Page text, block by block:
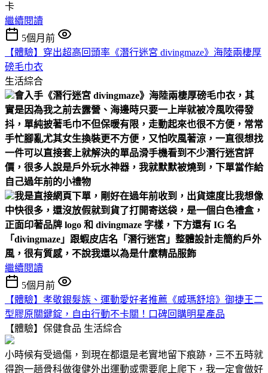
卡
繼續閱讀
5個月前
【體驗】穿出超高回頭率《潛行迷宮 divingmaze》海陸兩棲厚
磅毛巾衣
生活綜合
會入手《潛行迷宮 divingmaze》海陸兩棲厚磅毛巾衣，其
實是因為我之前去露營、海邊時只要一上岸就被冷風吹得發
抖，單純披著毛巾不但保暖有限，走動起來也很不方便，常常
手忙腳亂尤其女生換裝更不方便，又怕吹風著涼，一直很想找
一件可以直接套上就解決的單品滑手機看到不少潛行迷宮評
價，很多人說是戶外玩水神器，我就默默被燒到，下單當作給
自己過年前的小禮物
我是直接網頁下單，剛好在過年前收到，出貨速度比我想像
中快很多，還沒放假就到貨了打開寄送袋，是一個白色禮盒，
正面印著品牌 logo 和 divingmaze 字樣，下方還有 IG 名
「divingmaze」跟蝦皮店名「潛行迷宮」 整體設計走簡約戶外
風，很有質感，不說我還以為是什麼精品服飾
繼續閱讀
5個月前
【體驗】孝敬銀髮族、運動愛好者推薦《威瑪舒培》御捷王二
型膠原關鍵錠，自由行動不卡關！口碑回購明星產品
【體驗】保健食品 生活綜合
小時候有受過傷，到現在都還是老實地留下痕跡，三不五時就
得跑一趟骨科做復健外出運動或需要爬上爬下，我一定會做好